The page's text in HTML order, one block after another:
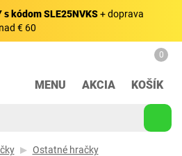
s kódom SLE25NVKS+ doprava
€ 60
MENU AKCIA
0
KOŠÍK
Ostatné hračky